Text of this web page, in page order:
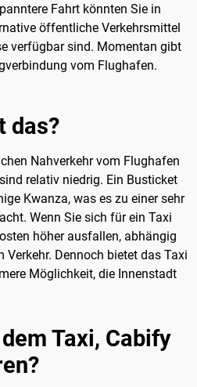
Fahrt könnten Sie in
öffentliche Verkehrsmittel
verfügbar sind. Momentan gibt
vom Flughafen.
das?
Nahverkehr vom Flughafen
relativ niedrig. Ein Busticket
Kwanza, was es zu einer sehr
Wenn Sie sich für ein Taxi
höher ausfallen, abhängig
Verkehr. Dennoch bietet das Taxi
Möglichkeit, die Innenstadt
Taxi, Cabify